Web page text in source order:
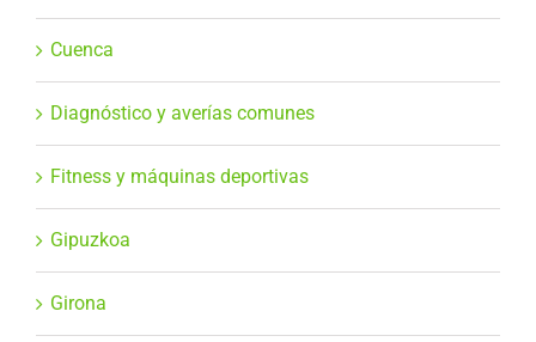
Cuenca
Diagnóstico y averías comunes
Fitness y máquinas deportivas
Gipuzkoa
Girona